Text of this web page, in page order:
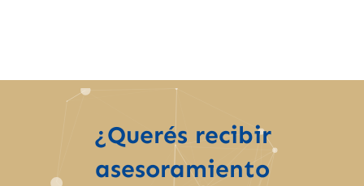
¿Querés recibir
asesoramiento